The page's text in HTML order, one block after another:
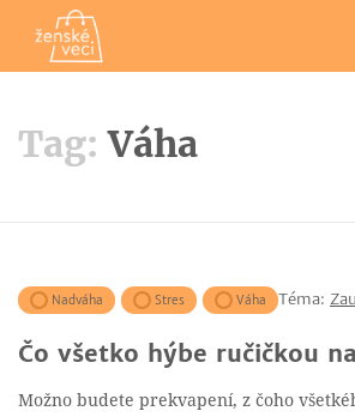
Tag: Váha
Nadváha Stres Váha Téma:
Čo všetko hýbe ručičkou
Možno budete prekvapení, z čoho